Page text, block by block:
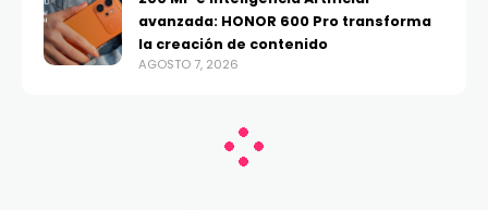
avanzada: HONOR 600 Pro transforma
la creación de contenido
AGOSTO 7, 2026